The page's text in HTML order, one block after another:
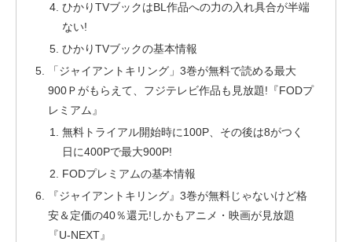
ひかりTVブックはBL作品への力の入れ具合が半端
ない!
ひかりTVブックの基本情報
「ジャイアントキリング」3巻が無料で読める最大
900Ｐがもらえて、フジテレビ作品も見放題!『FODプ
レミアム』
無料トライアル開始時に100P、その後は8がつく
日に400Pで最大900P!
FODプレミアムの基本情報
『ジャイアントキリング』3巻が無料じゃないけど格
安＆定価の40％還元!しかもアニメ・映画が見放題
『U-NEXT』